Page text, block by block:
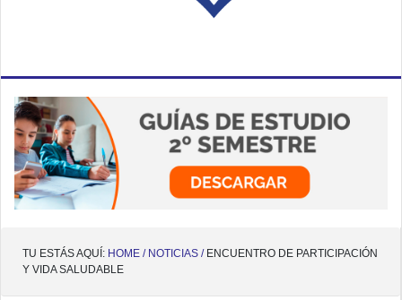
TU ESTÁS AQUÍ: HOME / NOTICIAS / ENCUENTRO DE PARTICIPACIÓN
Y VIDA SALUDABLE